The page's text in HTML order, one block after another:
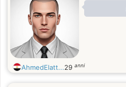
AhmedElatt...29 anni